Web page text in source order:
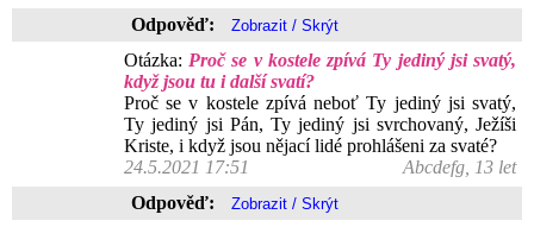
Odpověď:
Otázka: Proč se v kostele zpívá Ty jediný jsi svatý,
když jsou tu i další svatí?
Proč se v kostele zpívá neboť Ty jediný jsi svatý,
Ty jediný jsi Pán, Ty jediný jsi svrchovaný, Ježíši
Kriste, i když jsou nějací lidé prohlášeni za svaté?
24.5.2021 17:51
Abcdefg, 13 let
Odpověď: